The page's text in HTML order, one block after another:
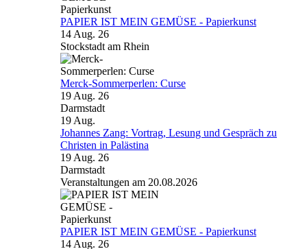
PAPIER IST MEIN GEMÜSE - Papierkunst
14 Aug. 26
Stockstadt am Rhein
Merck-Sommerperlen: Curse
19 Aug. 26
Darmstadt
19 Aug.
Johannes Zang: Vortrag, Lesung und Gespräch zu
Christen in Palästina
19 Aug. 26
Darmstadt
Veranstaltungen am 20.08.2026
PAPIER IST MEIN GEMÜSE - Papierkunst
14 Aug. 26